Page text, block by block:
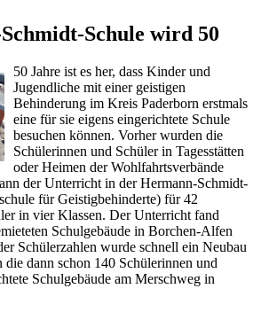
Schule wird 50
50 Jahre ist es her, dass Kinder und
Jugendliche mit einer geistigen
Behinderung im Kreis Paderborn erstmals
eine für sie eigens eingerichtete Schule
besuchen können. Vorher wurden die
Schülerinnen und Schüler in Tagesstätten
oder Heimen der Wohlfahrtsverbände
der Unterricht in der Hermann-Schmidt-
für Geistigbehinderte) für 42
in vier Klassen. Der Unterricht fand
Schulgebäude in Borchen-Alfen
Schülerzahlen wurde schnell ein Neubau
dann schon 140 Schülerinnen und
Schulgebäude am Merschweg in